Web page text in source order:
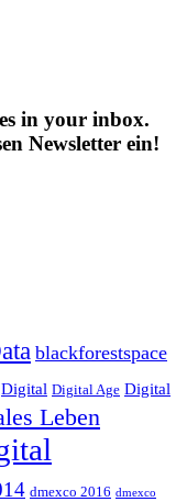
in your inbox.
Newsletter ein!
blackforestspace
Digital Digital Age Digital
Leben
dmexco 2016 dmexco